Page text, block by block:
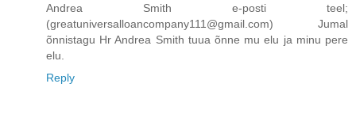
Andrea Smith e-posti teel;
(greatuniversalloancompany111@gmail.com) Jumal
õnnistagu Hr Andrea Smith tuua õnne mu elu ja minu pere
elu.
Reply